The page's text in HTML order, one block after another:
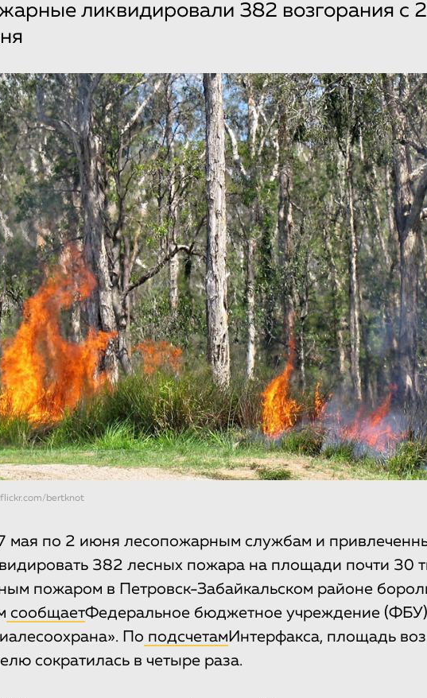
ликвидировали 382 возгорания с
bertknot
мая по 2 июня лесопожарным службам и
382 лесных пожара на площади почти 30
пожаром в Петровск-Забайкальском районе
сообщаетФедеральное бюджетное учреждение (ФБУ)
По подсчетам Интерфакса, площадь
сократилась в четыре раза.